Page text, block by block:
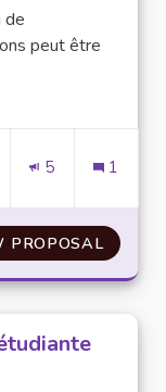
de
peut être
Inclusion
5 1
PROPOSAL